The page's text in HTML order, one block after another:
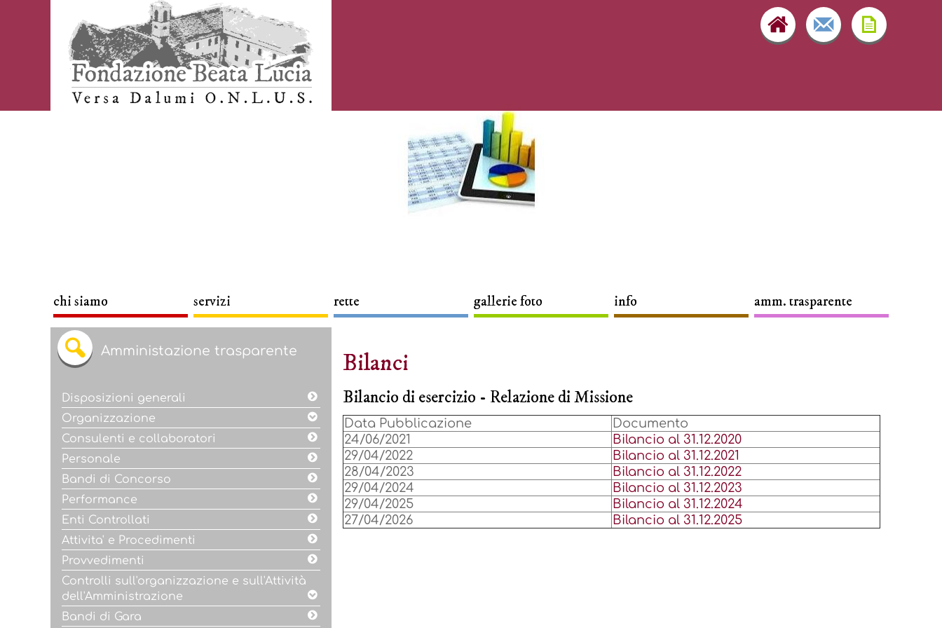
chi siamo servizi rette gallerie foto info amm. trasparente
Bilanci
Bilancio di esercizio - Relazione di Missione
Data Pubblicazione
Documento
24/06/2021
Bilancio al 31.12.2020
29/04/2022
Bilancio al 31.12.2021
28/04/2023
Bilancio al 31.12.2022
29/04/2024
Bilancio al 31.12.2023
29/04/2025
Bilancio al 31.12.2024
27/04/2026
Bilancio al 31.12.2025
Amministazione trasparente
Disposizioni generali
Organizzazione
Consulenti e collaboratori
Personale
Bandi di Concorso
Performance
Enti Controllati
Attivita' e Procedimenti
Provvedimenti
Controlli sull'organizzazione e sull'Attività
dell'Amministrazione
Bandi di Gara